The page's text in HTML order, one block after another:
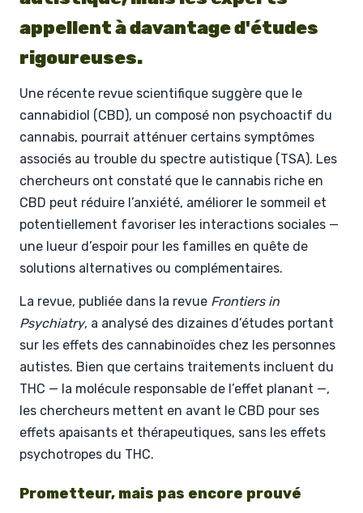
appellent à davantage d'études
rigoureuses.
Une récente revue scientifique suggère que le
cannabidiol (CBD), un composé non psychoactif du
cannabis, pourrait atténuer certains symptômes
associés au trouble du spectre autistique (TSA). Les
chercheurs ont constaté que le cannabis riche en
CBD peut réduire l’anxiété, améliorer le sommeil et
potentiellement favoriser les interactions sociales —
une lueur d’espoir pour les familles en quête de
solutions alternatives ou complémentaires.
La revue, publiée dans la revue Frontiers in
Psychiatry, a analysé des dizaines d’études portant
sur les effets des cannabinoïdes chez les personnes
autistes. Bien que certains traitements incluent du
THC — la molécule responsable de l’effet planant —,
les chercheurs mettent en avant le CBD pour ses
effets apaisants et thérapeutiques, sans les effets
psychotropes du THC.
Prometteur, mais pas encore prouvé